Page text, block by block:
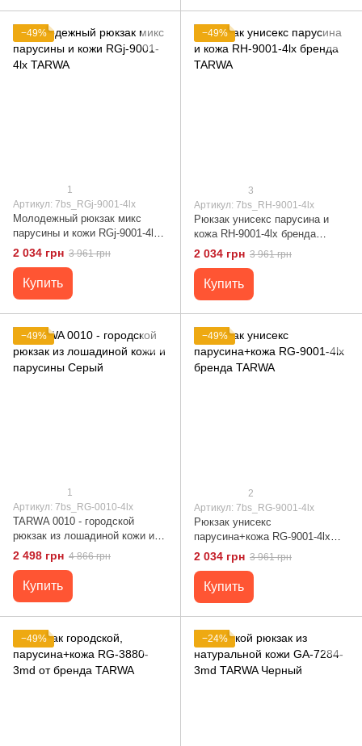
−49%
1
Артикул: 7bs_RGj-9001-4lx
Молодежный рюкзак микс
парусины и кожи RGj-9001-4lx
TARWA
2 034 грн 3 961 грн
Купить
−49%
3
Артикул: 7bs_RH-9001-4lx
Рюкзак унисекс парусина и
кожа RH-9001-4lx бренда
TARWA
2 034 грн 3 961 грн
Купить
−49%
1
Артикул: 7bs_RG-0010-4lx
TARWA 0010 - городской
рюкзак из лошадиной кожи и
парусины Серый
2 498 грн 4 866 грн
Купить
−49%
2
Артикул: 7bs_RG-9001-4lx
Рюкзак унисекс
парусина+кожа RG-9001-4lx
бренда TARWA
2 034 грн 3 961 грн
Купить
−49% −24%